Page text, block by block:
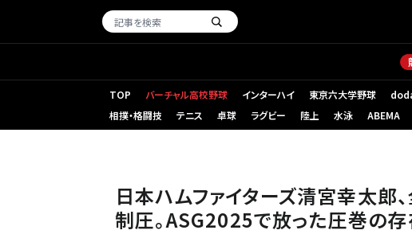
TOP バーチャル高校野球 インターハイ 東京六大学野球 （新
相撲・格闘技
テニス 卓球 ラグビー 陸上 水泳 ABEMA
日本ハムファイターズ清宮幸太郎
制圧。ASG2025で放った圧巻の